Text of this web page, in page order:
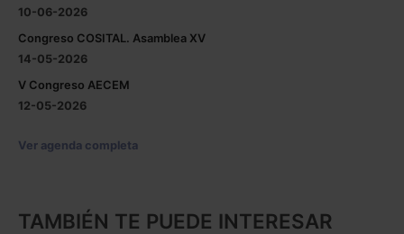
10-06-2026
Congreso COSITAL. Asamblea XV
14-05-2026
V Congreso AECEM
12-05-2026
Ver agenda completa
TAMBIÉN TE PUEDE INTERESAR